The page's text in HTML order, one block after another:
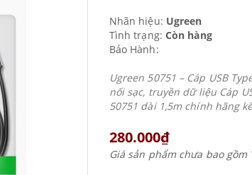
Nhãn hiệu: Ugreen
Tình trạng: Còn hàng
Bảo Hành:
Ugreen 50751 – Cáp USB
nối sạc, truyền dữ liệu Cáp
50751 dài 1,5m chính hãng
280.000₫
Giá sản phẩm chưa bao gồm